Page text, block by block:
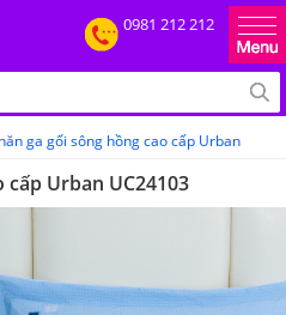
0981 212 212
ga gối sông hồng cao cấp Urban
cấp Urban UC24103